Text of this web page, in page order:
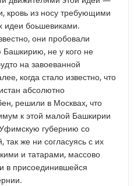
кровь из носу требующими
идеи боьшевиками.
они пробовали
не у кого не
на завоеванной
когда стало известно, что
абсолютно
решили в Москвах, что
к этой малой Башкирии
губернию со
так же ни согласуясь с их
и татарами, массово
в присоединившейся